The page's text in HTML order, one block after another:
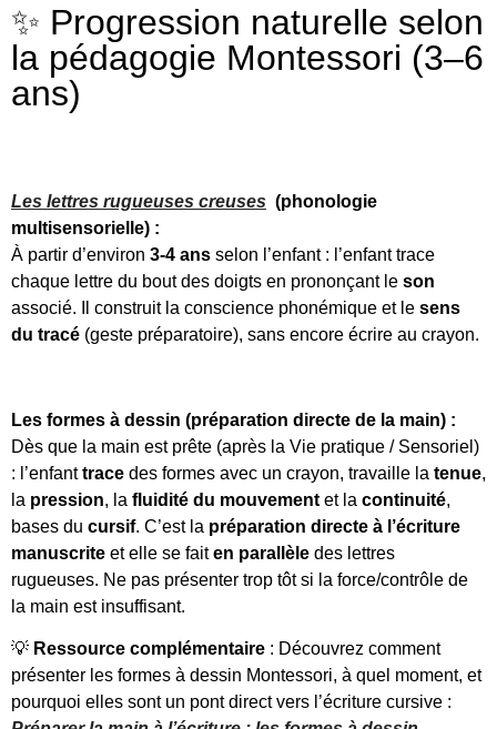
✨ Progression naturelle selon
la pédagogie Montessori (3–6
ans)
Les lettres rugueuses creuses (phonologie
multisensorielle) :
À partir d’environ 3-4 ans selon l’enfant : l’enfant trace
chaque lettre du bout des doigts en prononçant le son
associé. Il construit la conscience phonémique et le sens
du tracé (geste préparatoire), sans encore écrire au crayon.
Les formes à dessin (préparation directe de la main) :
Dès que la main est prête (après la Vie pratique / Sensoriel)
: l’enfanttrace des formes avec un crayon, travaille la tenue,
la pression, la fluidité du mouvement et la continuité,
bases du cursif. C’est la préparation directe à l’écriture
manuscrite et elle se faiten parallèle des lettres
rugueuses. Ne pas présenter trop tôt si la force/contrôle de
la main est insuffisant.
💡 Ressource complémentaire : Découvrez comment
présenter les formes à dessin Montessori, à quel moment, et
pourquoi elles sont un pont direct vers l’écriture cursive :